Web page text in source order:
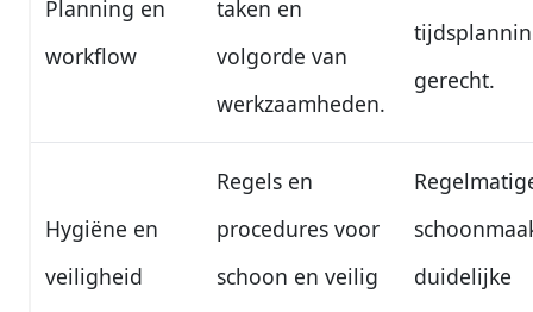
Planning en
workflow
taken en
volgorde van
werkzaamheden.
gerecht.
Hygiëne en
veiligheid
Regels en
procedures voor
schoon en veilig
duidelijke